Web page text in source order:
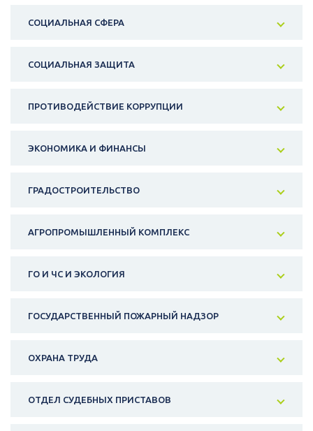
СОЦИАЛЬНАЯ СФЕРА
СОЦИАЛЬНАЯ ЗАЩИТА
ПРОТИВОДЕЙСТВИЕ КОРРУПЦИИ
ЭКОНОМИКА И ФИНАНСЫ
ГРАДОСТРОИТЕЛЬСТВО
АГРОПРОМЫШЛЕННЫЙ КОМПЛЕКС
ГО И ЧС И ЭКОЛОГИЯ
ГОСУДАРСТВЕННЫЙ ПОЖАРНЫЙ НАДЗОР
ОХРАНА ТРУДА
ОТДЕЛ СУДЕБНЫХ ПРИСТАВОВ